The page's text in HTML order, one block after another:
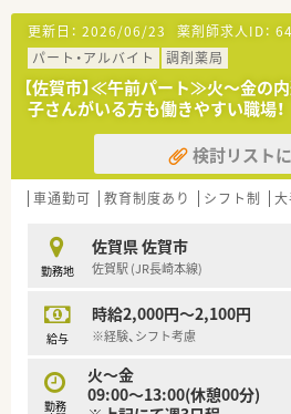
更新日： 2026/06/23 薬剤師求人ID：
パート・アルバイト
調剤薬局
【佐賀市】≪午前パート≫火～金の
子さんがいる方も働きやすい職場！
検討リスト
車通勤可 教育制度あり シフト制
勤務地
佐賀県 佐賀市
佐賀駅 (JR長崎本線)
給与
時給2,000円～2,100円
※経験、シフト考慮
勤務
火～金
09:00～13:00(休憩00分)